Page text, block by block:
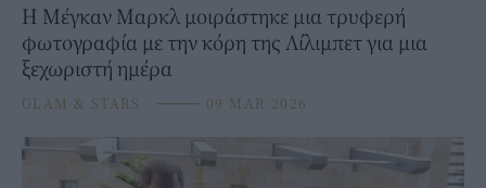
Η Μέγκαν Μαρκλ μοιράστηκε μια τρυφερή
φωτογραφία με την κόρη της Λίλιμπετ για μια
ξεχωριστή ημέρα
GLAM & STARS ⸻ 09 MAR 2026